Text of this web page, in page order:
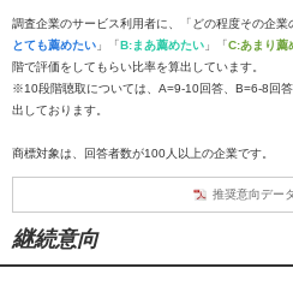
調査企業のサービス利用者に、「どの程度その企
とても薦めたい 」「B:まあ薦めたい 」「C:あまり薦
階で評価をしてもらい比率を算出しています。
※10段階聴取については、A=9-10回答、B=6-8回
出しております。
商標対象は、回答者数が100人以上の企業です。
推奨意向デー
継続意向